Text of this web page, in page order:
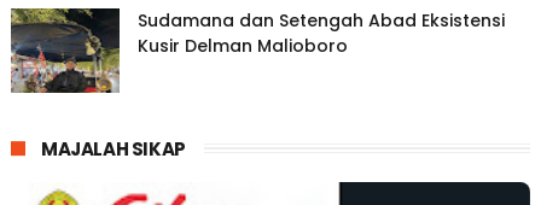
Sudamana dan Setengah Abad Eksistensi
Kusir Delman Malioboro
MAJALAH SIKAP